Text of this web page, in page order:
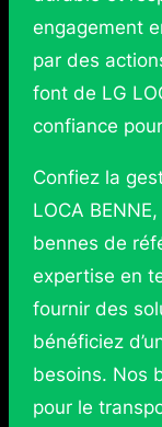
engagement
par des
font de LG
confiance
Confiez la
LOCA
bennes de
expertise en
fournir des
bénéficiez
besoins. Nos
pour le